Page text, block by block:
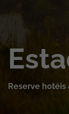
Cruzeiros
Promoções
Reserve hotéis